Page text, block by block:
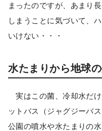
まったのですが、あまり
しまうことに気づいて、
いけない・・・
水たまりから地球
実はこの菌、冷却水だ
ットバス（ジャグジーバ
公園の噴水や水たまりの